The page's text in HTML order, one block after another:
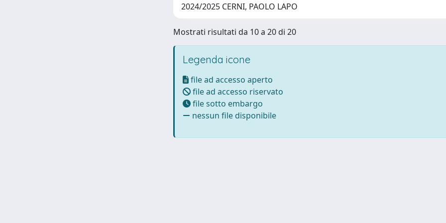
2024/2025 CERNI, PAOLO LAPO
Mostrati risultati da 10 a 20 di 20
Legenda icone
file ad accesso aperto
file ad accesso riservato
file sotto embargo
nessun file disponibile